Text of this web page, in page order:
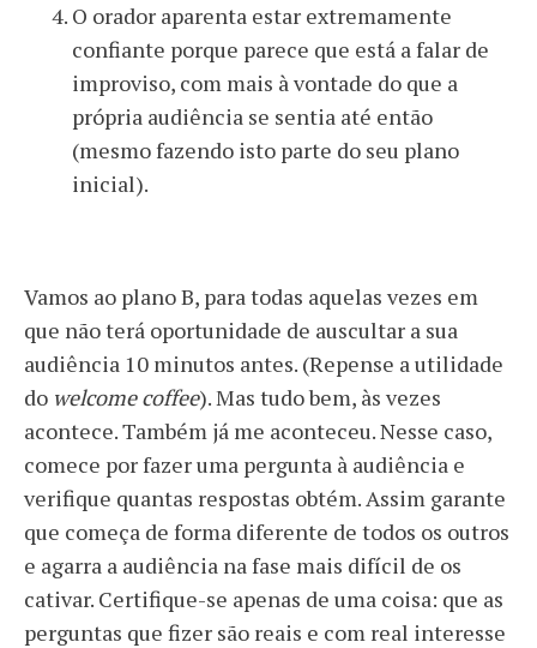
O orador aparenta estar extremamente
confiante porque parece que está a falar de
improviso, com mais à vontade do que a
própria audiência se sentia até então
(mesmo fazendo isto parte do seu plano
inicial).
Vamos ao plano B, para todas aquelas vezes em
que não terá oportunidade de auscultar a sua
audiência 10 minutos antes. (Repense a utilidade
do welcome coffee). Mas tudo bem, às vezes
acontece. Também já me aconteceu. Nesse caso,
comece por fazer uma pergunta à audiência e
verifique quantas respostas obtém. Assim garante
que começa de forma diferente de todos os outros
e agarra a audiência na fase mais difícil de os
cativar. Certifique-se apenas de uma coisa: que as
perguntas que fizer são reais e com real interesse